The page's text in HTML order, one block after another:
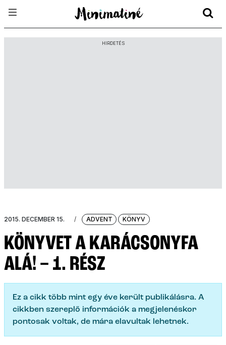
HIRDETÉS
2015. DECEMBER 15. / ADVENT KÖNYV
KÖNYVET A KARÁCSONYFA
ALÁ! – 1. RÉSZ
Ez a cikk több mint egy éve került publikálásra. A
cikkben szereplő információk a megjelenéskor
pontosak voltak, de mára elavultak lehetnek.